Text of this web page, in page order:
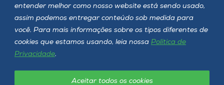
entender melhor como nosso website está sendo usado,
assim podemos entregar conteúdo sob medida para
você. Para mais informações sobre os tipos diferentes de
cookies que estamos usando, leia nossa Política de
Privacidade.
Aceitar todos os cookies